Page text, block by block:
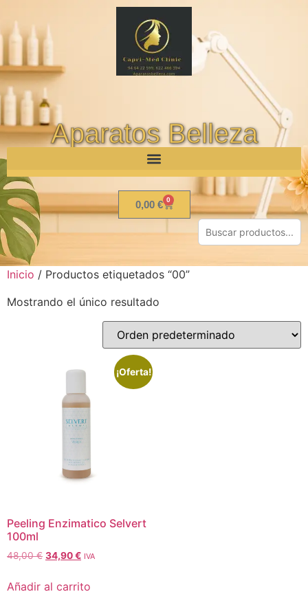
Aparatos Belleza
0,00 € 0
Inicio / Productos etiquetados “00”
Mostrando el único resultado
¡Oferta!
Peeling Enzimatico Selvert
100ml
48,00€ 34,90€ IVA
Añadir al carrito